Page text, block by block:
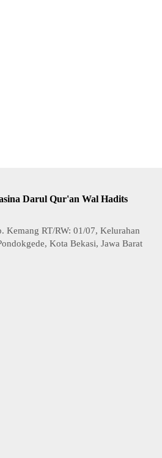
Darul Qur'an Wal Hadits
Kemang RT/RW: 01/07, Kelurahan
Kota Bekasi, Jawa Barat